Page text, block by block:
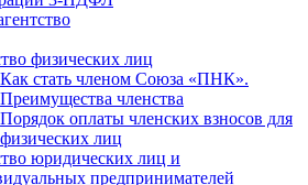
физических лиц
Как стать членом Союза «ПНК».
Преимущества членства
Порядок оплаты членских взносов для
физических лиц
юридических лиц и
предпринимателей